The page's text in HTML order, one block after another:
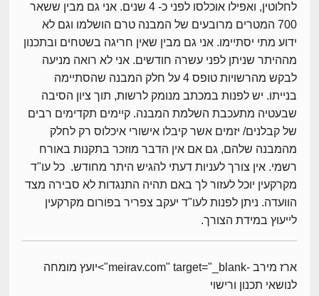
לחלוטין, ואפילו אוכלסו לפני כ- 4 שנים. אני גם מבין ששאר
700 המטרים מרובעים של המבנה טרם הושלמו וגם לא
ידוע מתי יסתיימו. אני גם מבין שאין חריגה בשטחים ובתכנון
מההיתר שניתן לפני עשרה חודשים. אני לא רואה מניעה
לבקש מהרשויות טופס 4 על חלק המבנה שהסתיימה
בנייתו. יש לפנות במכתב מנומק לרשות, תוך ציון הסיבה
שבעטיה מתעכבת השלמת המבנה. קיימים תקדימים רבים
של קבלנים/ יזמים אשר קיבלו אישורי איכלוס רק לחלק
מהמבנה שלהם, גם אם אין הדבר מוזכר בתקנות באורח
רשמי. אין צורך לעניות דעתי להגיש היתר מחודש. כל עו"ד
מקרקעין יוכל לעזור לך באם תהיה התנגדות לא סבירה מצד
הוועדה. ניתן לפנות לעו"ד יעקב צפריר בפורום מקרקעין
לייעוץ במידת הצורך.
ארז מירב -meirav.com" target="_blank">יועץ מומחה
לנושאי תכנון ורישוי